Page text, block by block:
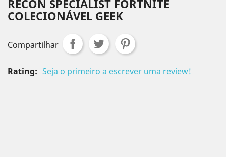
RECON SPECIALIST FORTNITE
COLECIONÁVEL GEEK
Compartilhar
Rating: Seja o primeiro a escrever uma review!